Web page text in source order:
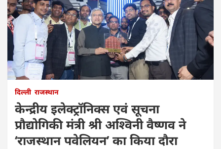
दिल्ली राजस्थान
केन्द्रीय इलेक्ट्रॉनिक्स एवं सूचना
प्रौद्योगिकी मंत्री श्री अश्विनी वैष्णव ने
‘राजस्थान पवेलियन’ का किया दौरा